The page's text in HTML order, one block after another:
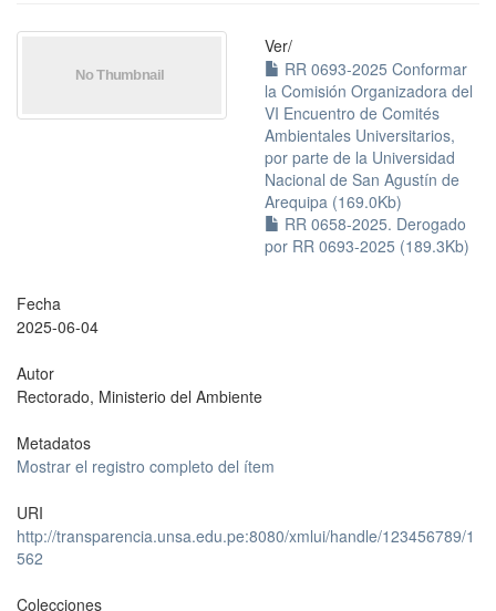
Ver/
RR 0693-2025 Conformar
la Comisión Organizadora del
VI Encuentro de Comités
Ambientales Universitarios,
por parte de la Universidad
Nacional de San Agustín de
Arequipa (169.0Kb)
RR 0658-2025. Derogado
por RR 0693-2025 (189.3Kb)
Fecha
2025-06-04
Autor
Rectorado, Ministerio del Ambiente
Metadatos
Mostrar el registro completo del ítem
URI
http://transparencia.unsa.edu.pe:8080/xmlui/handle/123456789/1
562
Colecciones